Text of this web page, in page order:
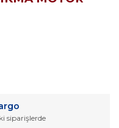
siparişlerde